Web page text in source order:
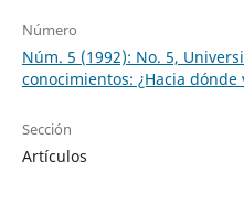
Número
Núm. 5 (1992): No. 5,
conocimientos: ¿Hacia
Sección
Artículos